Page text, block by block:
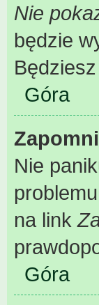
Nie
będzie
Góra
Nie
na link
Góra